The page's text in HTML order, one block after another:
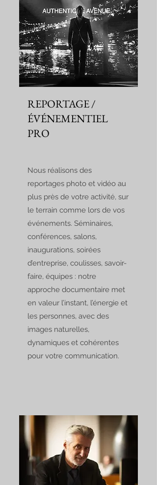
REPORTAGE /
ÉVÉNEMENTIEL
PRO
Nous réalisons des
reportages photo et vidéo au
plus près de votre activité, sur
le terrain comme lors de vos
événements. Séminaires,
conférences, salons,
inaugurations, soirées
d’entreprise, coulisses, savoir-
faire, équipes : notre
approche documentaire met
en valeur l’instant, l’énergie et
les personnes, avec des
images naturelles,
dynamiques et cohérentes
pour votre communication.